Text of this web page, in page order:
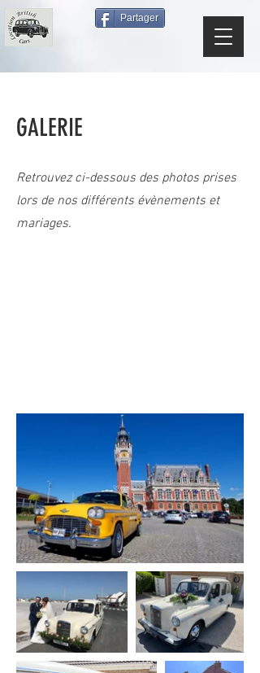
Partager
GALERIE
Retrouvez ci-dessous des photos prises
lors de nos différents évènements et
mariages.